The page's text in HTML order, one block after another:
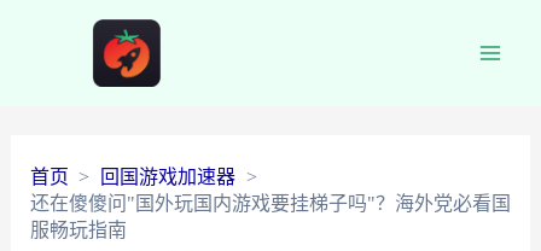
首页
回国游戏加速器
还在傻傻问"国外玩国内游戏要挂梯子吗"？海外党必看国
服畅玩指南